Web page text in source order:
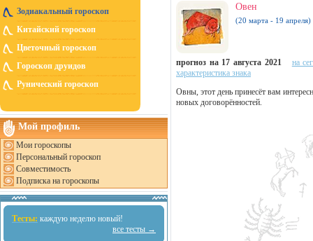
Зодиакальный гороскоп
Китайский гороскоп
Цветочный гороскоп
Гороскоп друидов
Рунический гороскоп
Мой профиль
Мои гороскопы
Персональный гороскоп
Совместимость
Подписка на гороскопы
Тесты: каждую неделю новый!
все тесты →
Овен
(20 марта - 19 апреля)
прогноз на 17 августа 2021
на
характеристика знака
Овны, этот день принесёт вам
новых договорённостей.